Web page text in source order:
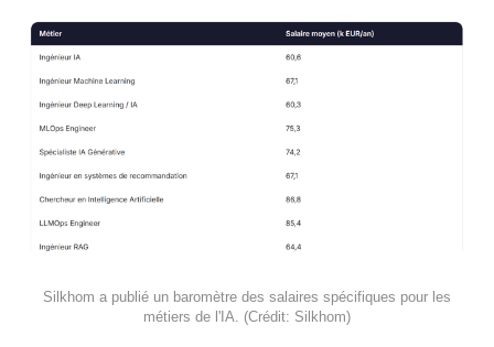
Silkhom a publié un baromètre des salaires spécifiques pour les
métiers de l'IA. (Crédit: Silkhom)